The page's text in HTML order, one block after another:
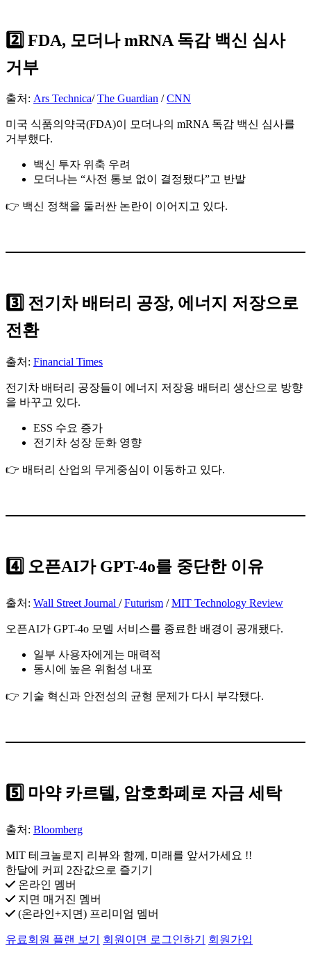
2️⃣ FDA, 모더나 mRNA 독감 백신 심사
거부
출처: Ars Technica/The Guardian /CNN
미국 식품의약국(FDA)이 모더나의 mRNA 독감 백신 심사를
거부했다.
백신 투자 위축 우려
모더나는 “사전 통보 없이 결정됐다”고 반발
👉 백신 정책을 둘러싼 논란이 이어지고 있다.
3️⃣ 전기차 배터리 공장, 에너지 저장으로
전환
출처: Financial Times
전기차 배터리 공장들이 에너지 저장용 배터리 생산으로 방향
을 바꾸고 있다.
ESS 수요 증가
전기차 성장 둔화 영향
👉 배터리 산업의 무게중심이 이동하고 있다.
4️⃣ 오픈AI가 GPT-4o를 중단한 이유
출처: Wall Street Journal /Futurism /MIT Technology Review
오픈AI가 GPT-4o 모델 서비스를 종료한 배경이 공개됐다.
일부 사용자에게는 매력적
동시에 높은 위험성 내포
👉 기술 혁신과 안전성의 균형 문제가 다시 부각됐다.
5️⃣ 마약 카르텔, 암호화폐로 자금 세탁
출처: Bloomberg
MIT 테크놀로지 리뷰와 함께, 미래를 앞서가세요 !!
한달에 커피 2잔값으로 즐기기
온라인 멤버
지면 매거진 멤버
(온라인+지면) 프리미엄 멤버
유료회원 플랜 보기 회원이면 로그인하기 회원가입